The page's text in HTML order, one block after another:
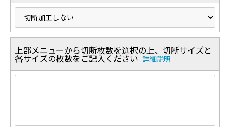
上部メニューから切断枚数を選択の上、切断サイズと
各サイズの枚数をご記入ください 詳細説明